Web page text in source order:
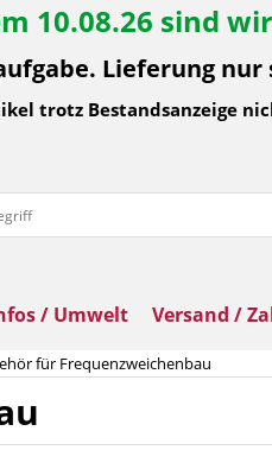
10.08.26 sind
Lieferung
trotz Bestandsanzeige
/ Umwelt Versand /
für Frequenzweichenbau